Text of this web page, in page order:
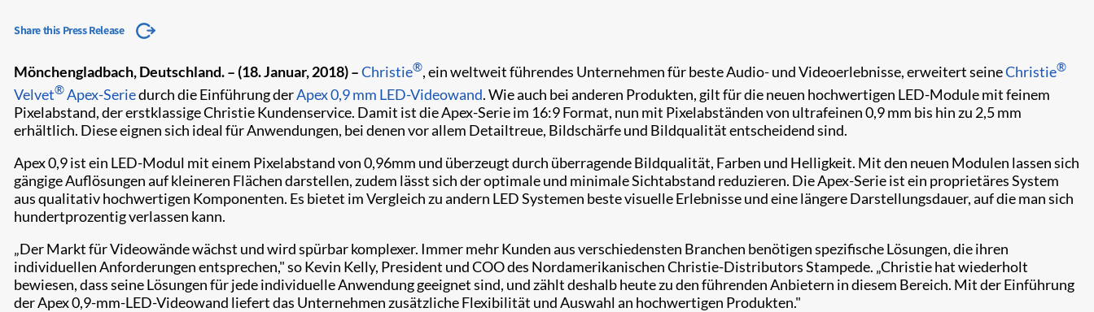
Share this Press Release
Mönchengladbach, Deutschland. – (18. Januar, 2018) –Christie®, ein weltweit führendes Unternehmen für beste Audio- und Videoerlebnisse, erweitert seineChristie®
Velvet®Apex-Seriedurch die Einführung derApex 0,9 mm LED-Videowand. Wie auch bei anderen Produkten, gilt für die neuen hochwertigen LED-Module mit feinem
Pixelabstand, der erstklassige Christie Kundenservice. Damit ist die Apex-Serie im 16:9 Format, nun mit Pixelabständen von ultrafeinen 0,9 mm bis hin zu 2,5 mm
erhältlich. Diese eignen sich ideal für Anwendungen, bei denen vor allem Detailtreue, Bildschärfe und Bildqualität entscheidend sind.
Apex 0,9 ist ein LED-Modul mit einem Pixelabstand von 0,96mm und überzeugt durch überragende Bildqualität, Farben und Helligkeit. Mit den neuen Modulen lassen sich
gängige Auflösungen auf kleineren Flächen darstellen, zudem lässt sich der optimale und minimale Sichtabstand reduzieren. Die Apex-Serie ist ein proprietäres System
aus qualitativ hochwertigen Komponenten. Es bietet im Vergleich zu andern LED Systemen beste visuelle Erlebnisse und eine längere Darstellungsdauer, auf die man sich
hundertprozentig verlassen kann.
„Der Markt für Videowände wächst und wird spürbar komplexer. Immer mehr Kunden aus verschiedensten Branchen benötigen spezifische Lösungen, die ihren
individuellen Anforderungen entsprechen," so Kevin Kelly, President und COO des Nordamerikanischen Christie-Distributors Stampede. „Christie hat wiederholt
bewiesen, dass seine Lösungen für jede individuelle Anwendung geeignet sind, und zählt deshalb heute zu den führenden Anbietern in diesem Bereich. Mit der Einführung
der Apex 0,9-mm-LED-Videowand liefert das Unternehmen zusätzliche Flexibilität und Auswahl an hochwertigen Produkten."